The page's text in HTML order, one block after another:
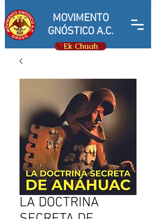
MOVIMENTO
GNÓSTICO A.C.
Ek Chuah
LA DOCTRINA